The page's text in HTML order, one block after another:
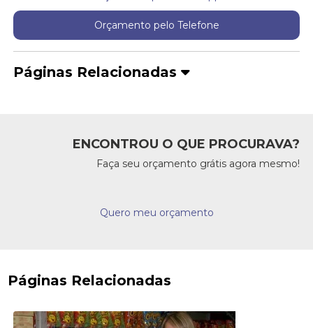
Orçamento pelo Telefone
Páginas Relacionadas
ENCONTROU O QUE PROCURAVA?
Faça seu orçamento grátis agora mesmo!
Quero meu orçamento
Páginas Relacionadas